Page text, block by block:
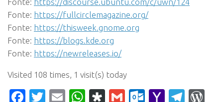
Fonte: https://discourse.ubuntu.com/c/uwn/124
Fonte: https://fullcirclemagazine.org/
Fonte: https://thisweek.gnome.org
Fonte: https://blogs.kde.org
Fonte: https://newreleases.io/
Visited 108 times, 1 visit(s) today
Facebook
Twitter
EmailWhatsApp
Diaspora
Gmail Yahoo